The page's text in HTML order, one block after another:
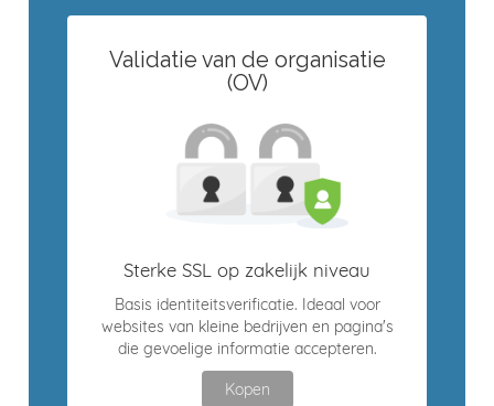
Validatie van de organisatie
(OV)
Sterke SSL op zakelijk niveau
Basis identiteitsverificatie. Ideaal voor
websites van kleine bedrijven en pagina's
die gevoelige informatie accepteren.
Kopen